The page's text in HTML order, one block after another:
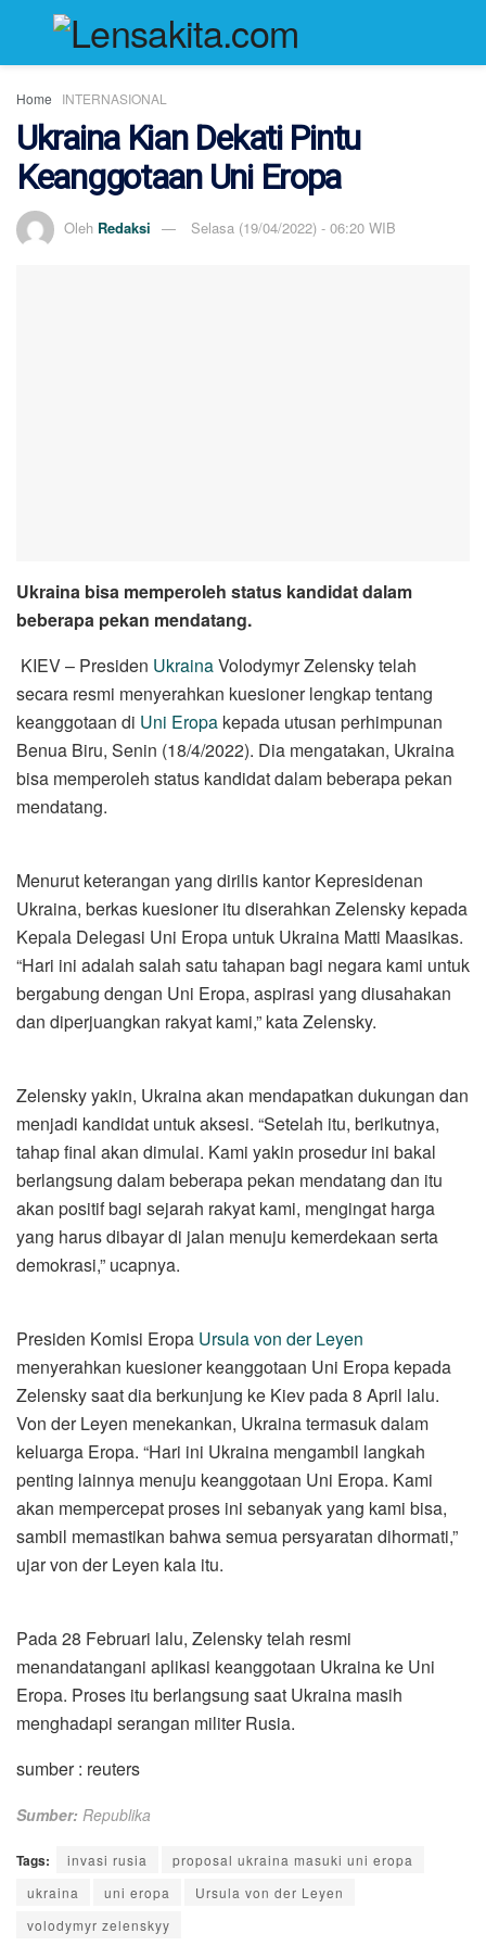
Home INTERNASIONAL
Ukraina Kian Dekati Pintu
Keanggotaan Uni Eropa
Oleh Redaksi Selasa (19/04/2022) - 06:20 WIB
Ukraina bisa memperoleh status kandidat dalam
beberapa pekan mendatang.
KIEV – Presiden UkrainaVolodymyr Zelensky telah
secara resmi menyerahkan kuesioner lengkap tentang
keanggotaan di Uni Eropa kepada utusan perhimpunan
Benua Biru, Senin (18/4/2022). Dia mengatakan, Ukraina
bisa memperoleh status kandidat dalam beberapa pekan
mendatang.
Menurut keterangan yang dirilis kantor Kepresidenan
Ukraina, berkas kuesioner itu diserahkan Zelensky kepada
Kepala Delegasi Uni Eropa untuk Ukraina Matti Maasikas.
“Hari ini adalah salah satu tahapan bagi negara kami untuk
bergabung dengan Uni Eropa, aspirasi yang diusahakan
dan diperjuangkan rakyat kami,” kata Zelensky.
Zelensky yakin, Ukraina akan mendapatkan dukungan dan
menjadi kandidat untuk aksesi. “Setelah itu, berikutnya,
tahap final akan dimulai. Kami yakin prosedur ini bakal
berlangsung dalam beberapa pekan mendatang dan itu
akan positif bagi sejarah rakyat kami, mengingat harga
yang harus dibayar di jalan menuju kemerdekaan serta
demokrasi,” ucapnya.
Presiden Komisi Eropa Ursula von der Leyen
menyerahkan kuesioner keanggotaan Uni Eropa kepada
Zelensky saat dia berkunjung ke Kiev pada 8 April lalu.
Von der Leyen menekankan, Ukraina termasuk dalam
keluarga Eropa. “Hari ini Ukraina mengambil langkah
penting lainnya menuju keanggotaan Uni Eropa. Kami
akan mempercepat proses ini sebanyak yang kami bisa,
sambil memastikan bahwa semua persyaratan dihormati,”
ujar von der Leyen kala itu.
Pada 28 Februari lalu, Zelensky telah resmi
menandatangani aplikasi keanggotaan Ukraina ke Uni
Eropa. Proses itu berlangsung saat Ukraina masih
menghadapi serangan militer Rusia.
sumber : reuters
Sumber: Republika
Tags: invasi rusia
proposal ukraina masuki uni eropa
ukraina
uni eropa
Ursula von der Leyen
volodymyr zelenskyy